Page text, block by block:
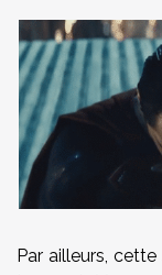
Par ailleurs,